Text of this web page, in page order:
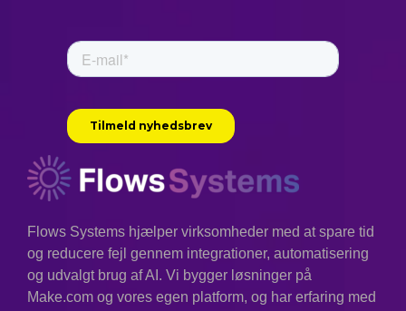
Flows Systems hjælper virksomheder med at spare tid
og reducere fejl gennem integrationer, automatisering
og udvalgt brug af AI. Vi bygger løsninger på
Make.com og vores egen platform, og har erfaring med